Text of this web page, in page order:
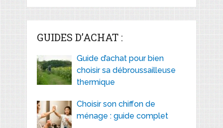
GUIDES D’ACHAT :
Guide d’achat pour bien
choisir sa débroussailleuse
thermique
Choisir son chiffon de
ménage : guide complet